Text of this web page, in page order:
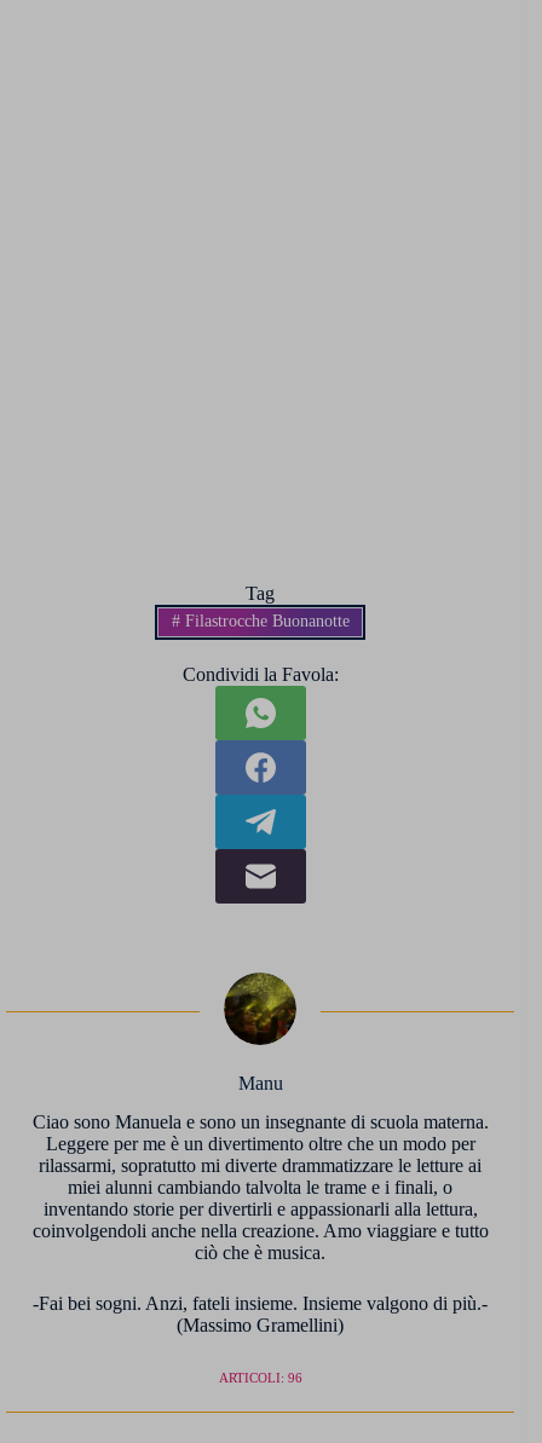
Tag
#Filastrocche Buonanotte
Condividi la Favola:
Manu
Ciao sono Manuela e sono un insegnante di scuola materna.
Leggere per me è un divertimento oltre che un modo per
rilassarmi, sopratutto mi diverte drammatizzare le letture ai
miei alunni cambiando talvolta le trame e i finali, o
inventando storie per divertirli e appassionarli alla lettura,
coinvolgendoli anche nella creazione. Amo viaggiare e tutto
ciò che è musica.
-Fai bei sogni. Anzi, fateli insieme. Insieme valgono di più.-
(Massimo Gramellini)
ARTICOLI: 96